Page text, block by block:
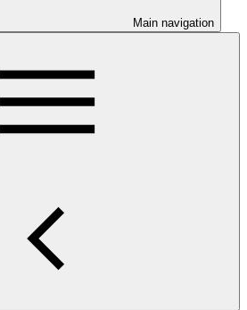
Main navigation